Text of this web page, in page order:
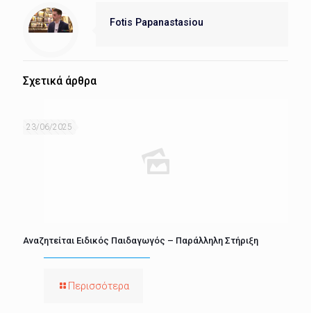
Fotis Papanastasiou
Σχετικά άρθρα
23/06/2025
Αναζητείται Ειδικός Παιδαγωγός – Παράλληλη Στήριξη
Περισσότερα